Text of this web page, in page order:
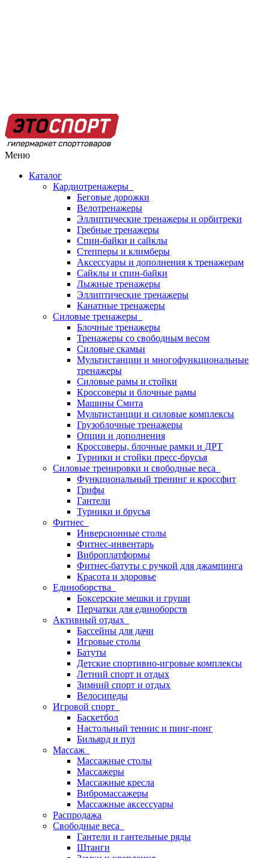
Меню
Каталог
Кардиотренажеры
Беговые дорожки
Велотренажеры
Эллиптические тренажеры и орбитреки
Гребные тренажеры
Спин-байки и сайклы
Степперы и климберы
Аксессуары и дополнения к тренажерам
Сайклы и спин-байки
Лыжные тренажеры
Эллиптические тренажеры
Канатные тренажеры
Силовые тренажеры
Блочные тренажеры
Тренажеры со свободным весом
Силовые скамьи
Мультистанции и многофункциональные
тренажеры
Силовые рамы и стойки
Кроссоверы и блочные рамы
Машины Смита
Мультистанции и силовые комплексы
Грузоблочные тренажеры
Опции и дополнения
Кроссоверы, блочные рамки и ДРТ
Турники и стойки пресс-брусья
Силовые тренировки и свободные веса
Функциональный тренинг и кроссфит
Грифы
Гантели
Турники и брусья
Фитнес
Инверсионные столы
Фитнес-инвентарь
Виброплатформы
Фитнес-батуты с ручкой для джампинга
Красота и здоровье
Единоборства
Боксерские мешки и груши
Перчатки для единоборств
Активный отдых
Бассейны для дачи
Игровые столы
Батуты
Детские спортивно-игровые комплексы
Летний спорт и отдых
Зимний спорт и отдых
Велосипеды
Игровой спорт
Баскетбол
Настольный теннис и пинг-понг
Бильярд и пул
Массаж
Массажные столы
Массажеры
Массажные кресла
Вибромассажеры
Массажные аксессуары
Распродажа
Свободные веса
Гантели и гантельные ряды
Штанги